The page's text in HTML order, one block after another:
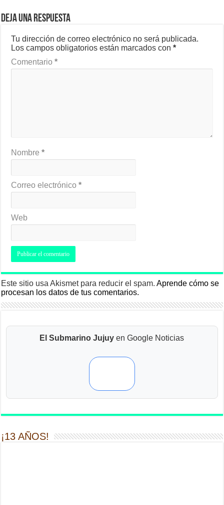
Deja una respuesta
Tu dirección de correo electrónico no será publicada.
Los campos obligatorios están marcados con*
Comentario*
Nombre*
Correo electrónico*
Web
Este sitio usa Akismet para reducir el spam.Aprende cómo se
procesan los datos de tus comentarios.
El Submarino Jujuy en Google Noticias
¡13 AÑOS!